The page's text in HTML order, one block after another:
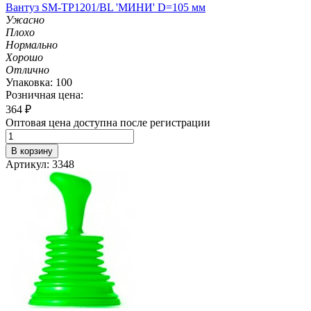
Вантуз SM-TP1201/BL 'МИНИ' D=105 мм
Ужасно
Плохо
Нормально
Хорошо
Отлично
Упаковка: 100
Розничная цена:
364 ₽
Оптовая цена доступна после регистрации
В корзину
Артикул: 3348